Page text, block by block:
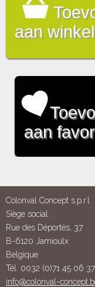
aan
aan
Colonval Concept s.p.r.l.
Siège social :
Rue des Déportés, 37
B-6120 Jamioulx
Belgique
Tél. 0032 (0)71 45 06 37
info@colonval-